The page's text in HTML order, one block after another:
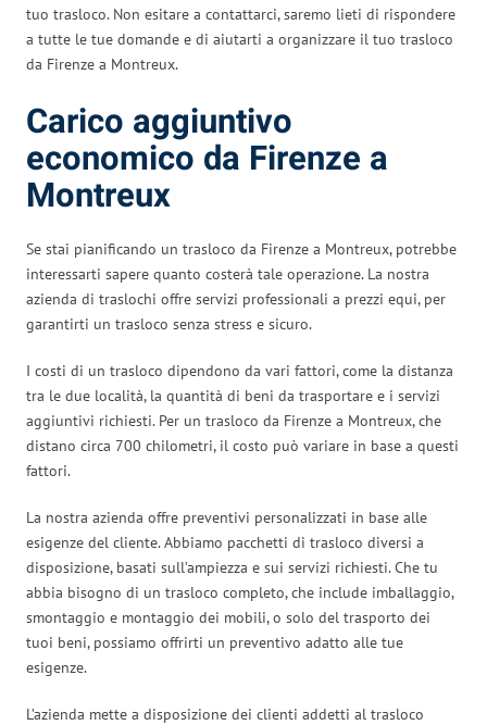
tuo trasloco. Non esitare a contattarci, saremo lieti di rispondere
a tutte le tue domande e di aiutarti a organizzare il tuo trasloco
da Firenze a Montreux.
Carico aggiuntivo
economico da Firenze a
Montreux
Se stai pianificando un trasloco da Firenze a Montreux, potrebbe
interessarti sapere quanto costerà tale operazione. La nostra
azienda di traslochi offre servizi professionali a prezzi equi, per
garantirti un trasloco senza stress e sicuro.
I costi di un trasloco dipendono da vari fattori, come la distanza
tra le due località, la quantità di beni da trasportare e i servizi
aggiuntivi richiesti. Per un trasloco da Firenze a Montreux, che
distano circa 700 chilometri, il costo può variare in base a questi
fattori.
La nostra azienda offre preventivi personalizzati in base alle
esigenze del cliente. Abbiamo pacchetti di trasloco diversi a
disposizione, basati sull’ampiezza e sui servizi richiesti. Che tu
abbia bisogno di un trasloco completo, che include imballaggio,
smontaggio e montaggio dei mobili, o solo del trasporto dei
tuoi beni, possiamo offrirti un preventivo adatto alle tue
esigenze.
L’azienda mette a disposizione dei clienti addetti al trasloco